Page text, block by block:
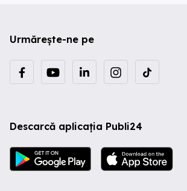
Urmărește-ne pe
Descarcă aplicația Publi24